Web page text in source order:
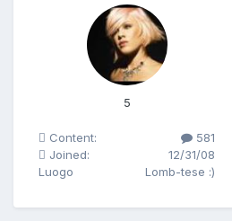
5
Content:
581
Joined:
12/31/08
Luogo
Lomb-tese :)